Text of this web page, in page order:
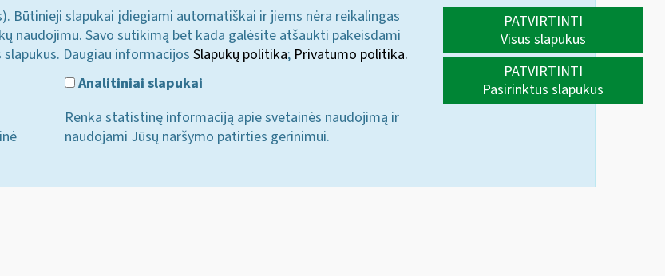
Būtinieji slapukai įdiegiami automatiškai ir jiems nėra reikalingas
naudojimu. Savo sutikimą bet kada galėsite atšaukti pakeisdami
Daugiau informacijos Slapukų politika; Privatumo politika.
Analitiniai slapukai
Renka statistinę informaciją apie svetainės naudojimą ir
naudojami Jūsų naršymo patirties gerinimui.
PATVIRTINTI
Visus slapukus
PATVIRTINTI
Pasirinktus slapukus